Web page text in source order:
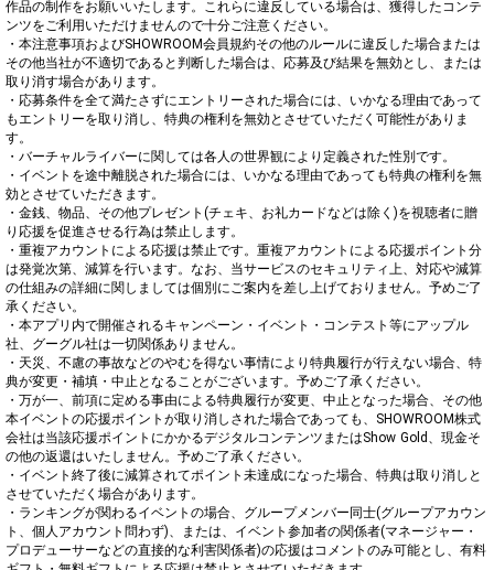
作品の制作をお願いいたします。これらに違反している場合は、獲得したコンテ
ンツをご利用いただけませんので十分ご注意ください。
・本注意事項およびSHOWROOM会員規約その他のルールに違反した場合または
その他当社が不適切であると判断した場合は、応募及び結果を無効とし、または
取り消す場合があります。
・応募条件を全て満たさずにエントリーされた場合には、いかなる理由であって
もエントリーを取り消し、特典の権利を無効とさせていただく可能性がありま
す。
・バーチャルライバーに関しては各人の世界観により定義された性別です。
・イベントを途中離脱された場合には、いかなる理由であっても特典の権利を無
効とさせていただきます。
・金銭、物品、その他プレゼント(チェキ、お礼カードなどは除く)を視聴者に贈
り応援を促進させる行為は禁止します。
・重複アカウントによる応援は禁止です。重複アカウントによる応援ポイント分
は発覚次第、減算を行います。なお、当サービスのセキュリティ上、対応や減算
の仕組みの詳細に関しましては個別にご案内を差し上げておりません。予めご了
承ください。
・本アプリ内で開催されるキャンペーン・イベント・コンテスト等にアップル
社、グーグル社は一切関係ありません。
・天災、不慮の事故などのやむを得ない事情により特典履行が行えない場合、特
典が変更・補填・中止となることがございます。予めご了承ください。
・万が一、前項に定める事由による特典履行が変更、中止となった場合、その他
本イベントの応援ポイントが取り消しされた場合であっても、SHOWROOM株式
会社は当該応援ポイントにかかるデジタルコンテンツまたはShow Gold、現金そ
の他の返還はいたしません。予めご了承ください。
・イベント終了後に減算されてポイント未達成になった場合、特典は取り消しと
させていただく場合があります。
・ランキングが関わるイベントの場合、グループメンバー同士(グループアカウン
ト、個人アカウント問わず)、または、イベント参加者の関係者(マネージャー・
プロデューサーなどの直接的な利害関係者)の応援はコメントのみ可能とし、有料